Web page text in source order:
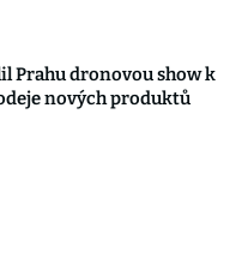
Prahu dronovou show k
nových produktů